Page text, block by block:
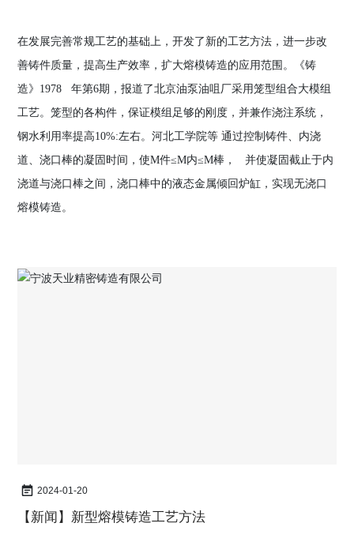
在发展完善常规工艺的基础上，开发了新的工艺方法，进一步改
善铸件质量，提高生产效率，扩大熔模铸造的应用范围。《铸
造》1978 年第6期，报道了北京油泵油咀厂采用笼型组合大模组
工艺。笼型的各构件，保证模组足够的刚度，并兼作浇注系统，
钢水利用率提高10%:左右。河北工学院等 通过控制铸件、内浇
道、浇口棒的凝固时间，使M件≤M内≤M棒， 并使凝固截止于内
浇道与浇口棒之间，浇口棒中的液态金属倾回炉缸，实现无浇口
熔模铸造。
2024-01-20
【新闻】 新型熔模铸造工艺方法